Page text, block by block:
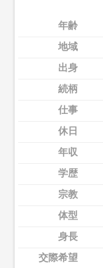
年齢
地域
出身
続柄
仕事
休日
年収
学歴
宗教
体型
身長
交際希望